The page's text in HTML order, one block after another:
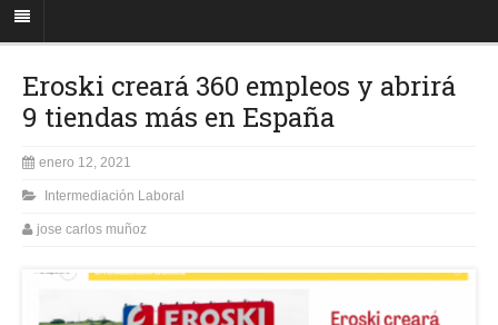
Eroski creará 360 empleos y abrirá
9 tiendas más en España
enero 12, 2021
Intermediación Laboral
jose carlos muñoz